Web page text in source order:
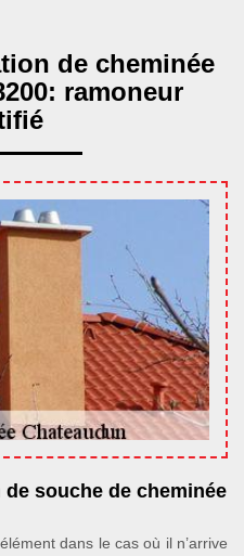
de cheminée
ramoneur
souche de cheminée
dans le cas où il n’arrive